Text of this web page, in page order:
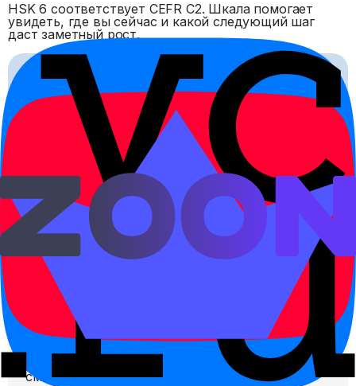
HSK6 соответствует CEFRC2. Шкала помогает
увидеть, где вы сейчас и какой следующий шаг
даст заметный рост.
HSK1HSK2 HSK 4HSK HSK
B1B2 C1C2
Чем отличается от соседних
уровней
← HSK 5
Что уже должно быть понятно
После HSK 5 главная сложность - не
количество слов, а скорость, стиль и умение
сжать большой китайский текст без потери
смысла.